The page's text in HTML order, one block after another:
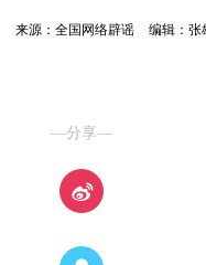
来源：全国网络辟谣 编辑：张
—分享—